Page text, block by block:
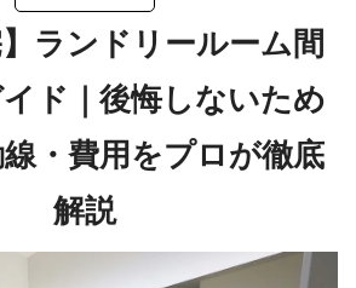
】ランドリールーム間
ド｜後悔しないため
・費用をプロが徹底
解説